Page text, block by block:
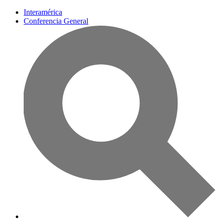
Interamérica
Conferencia General